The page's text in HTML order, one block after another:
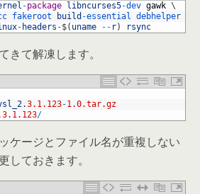
-package libncurses5-dev gawk \
fakeroot build -essential debhelper
- headers -$( uname -- r) rsync
きて解凍します。
.3.1.123-1.0.tar.gz
/
ケージとファイル名が重複しない
しておきます。